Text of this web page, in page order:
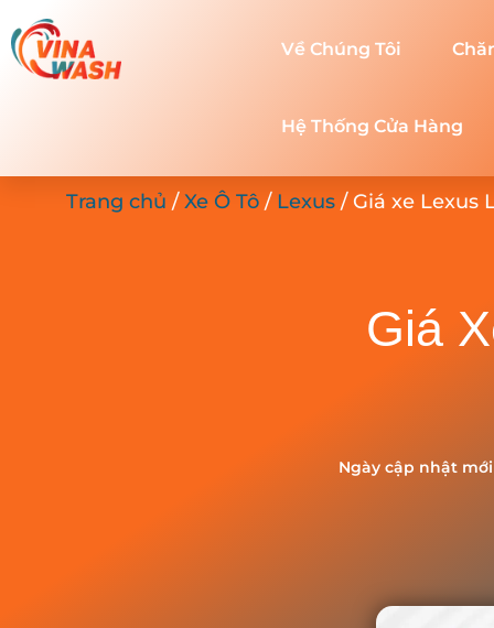
Về Chúng Tôi
Hệ Thống Cửa Hàng
Trang chủ /Xe Ô Tô / Lexus / Giá xe Lexus
Giá
Ngày cập nhật